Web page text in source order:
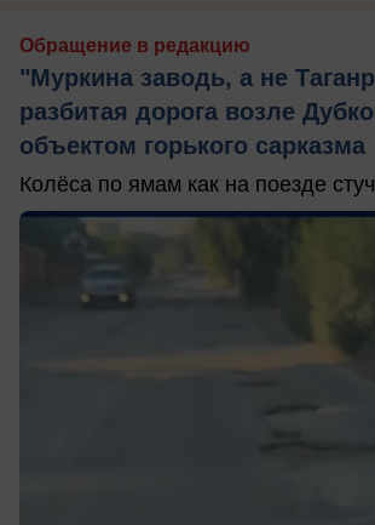
Обращение в редакцию
"Муркина заводь, а не
разбитая дорога возле
объектом горького сарказма
Колёса по ямам как на поезде